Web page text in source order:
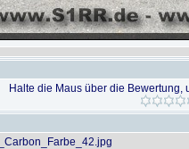
Halte die Maus über die Bewertung,